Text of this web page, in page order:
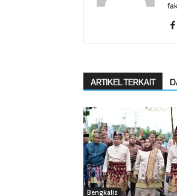
ARTIKEL TERKAIT
Bengkalis